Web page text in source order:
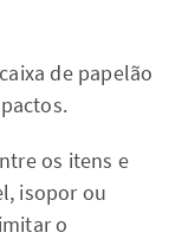
de papelão
os itens e
isopor ou
o